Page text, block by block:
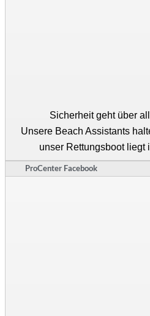
Sicherheit geht über
Unsere Beach Assistants
unser Rettungsboot liegt
ProCenter Facebook